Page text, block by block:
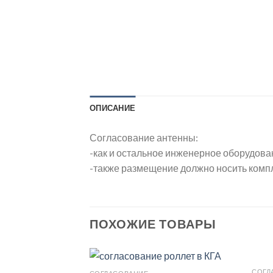
ОПИСАНИЕ
Согласование антенны:
-как и остальное инженерное
-также размещение должно носить
ПОХОЖИЕ ТОВАРЫ